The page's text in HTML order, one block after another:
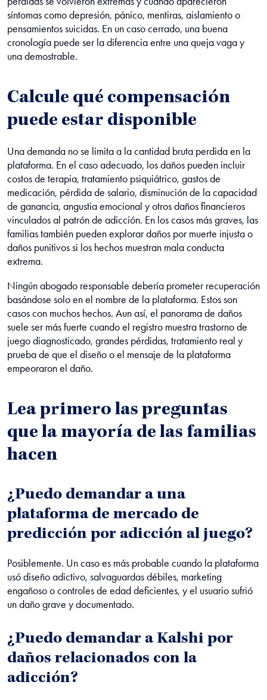
síntomas como depresión, pánico, mentiras, aislamiento o
pensamientos suicidas. En un caso cerrado, una buena
cronología puede ser la diferencia entre una queja vaga y
una demostrable.
Calcule qué compensación
puede estar disponible
Una demanda no se limita a la cantidad bruta perdida en la
plataforma. En el caso adecuado, los daños pueden incluir
costos de terapia, tratamiento psiquiátrico, gastos de
medicación, pérdida de salario, disminución de la capacidad
de ganancia, angustia emocional y otros daños financieros
vinculados al patrón de adicción. En los casos más graves, las
familias también pueden explorar daños por muerte injusta o
daños punitivos si los hechos muestran mala conducta
extrema.
Ningún abogado responsable debería prometer recuperación
basándose solo en el nombre de la plataforma. Estos son
casos con muchos hechos. Aun así, el panorama de daños
suele ser más fuerte cuando el registro muestra trastorno de
juego diagnosticado, grandes pérdidas, tratamiento real y
prueba de que el diseño o el mensaje de la plataforma
empeoraron el daño.
Lea primero las preguntas
que la mayoría de las familias
hacen
¿Puedo demandar a una
plataforma de mercado de
predicción por adicción al juego?
Posiblemente. Un caso es más probable cuando la plataforma
usó diseño adictivo, salvaguardas débiles, marketing
engañoso o controles de edad deficientes, y el usuario sufrió
un daño grave y documentado.
¿Puedo demandar a Kalshi por
daños relacionados con la
adicción?